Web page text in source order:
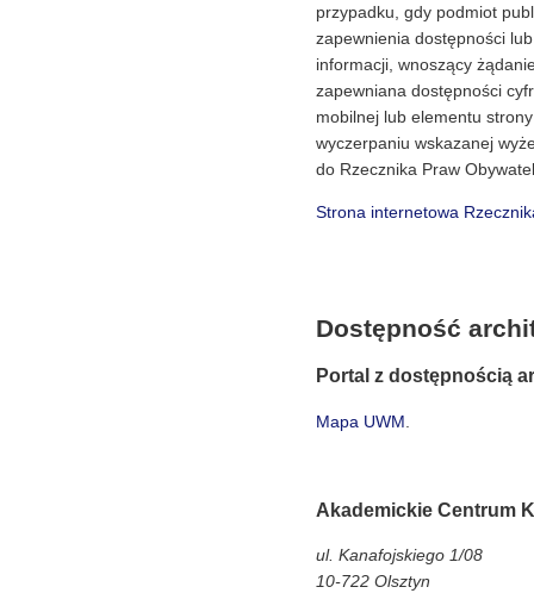
przypadku, gdy podmiot
zapewnienia dostępności
informacji, wnoszący
zapewniana dostępności
mobilnej lub elementu
wyczerpaniu wskazanej
do Rzecznika Praw
Strona internetowa
Dostępność
Portal z dostępnością
Mapa UWM
Akademickie Centrum
ul. Kanafojskiego 1/08
10-722 Olsztyn